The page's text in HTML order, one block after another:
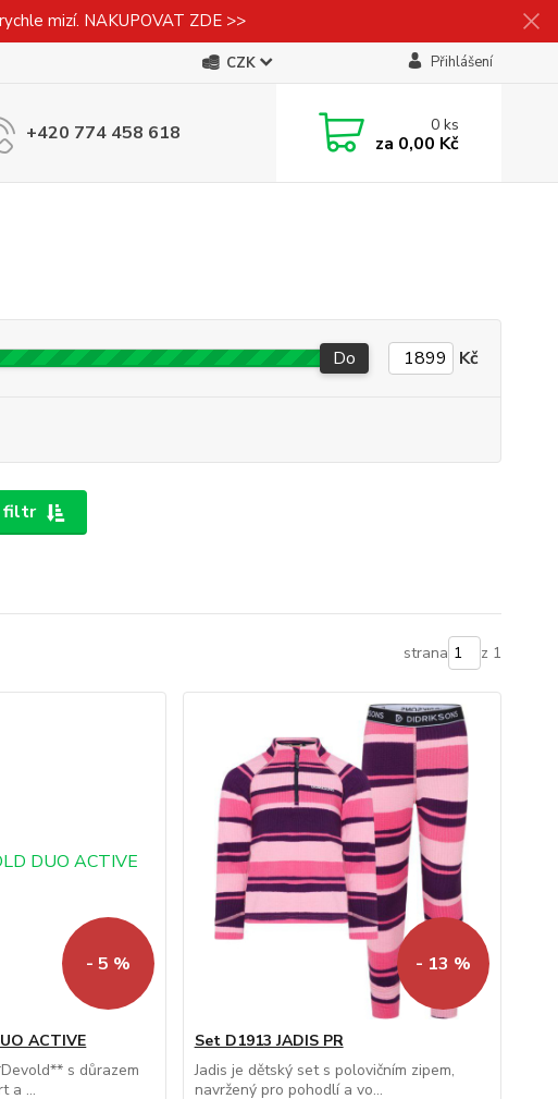
mizí. NAKUPOVAT ZDE >>
CZK Přihlášení
+420 774 458 618 0ks
za 0,00 Kč
filtr
Do Kč
strana z 1
- 5 %
ACTIVE
s důrazem
a ...
- 13 %
Set D1913 JADIS PR
Jadis je dětský set s polovičním zipem,
navržený pro pohodlí a vo...